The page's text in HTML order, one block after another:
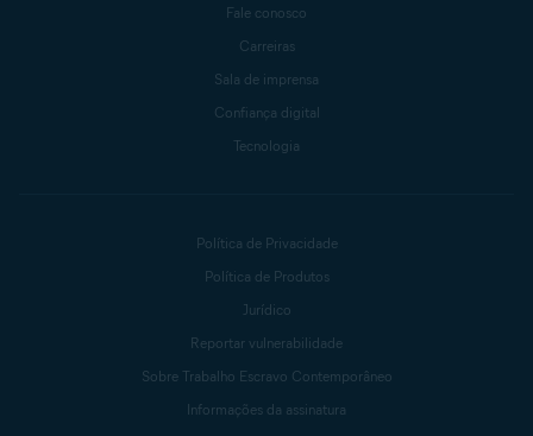
Fale conosco
Carreiras
Sala de imprensa
Confiança digital
Tecnologia
Política de Privacidade
Política de Produtos
Jurídico
Reportar vulnerabilidade
Sobre Trabalho Escravo Contemporâneo
Informações da assinatura